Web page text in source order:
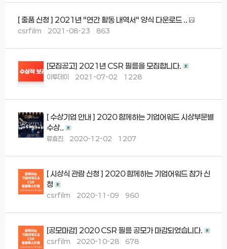
[ 출품 신청 ] 2021년 "연간 활동 내역서" 양식 다운로드 ..
csrfilm 2021-08-23 863
[모집공고] 2021년 CSR 필름을 모집합니다.
이투데이 2021-07-02 1228
[ 수상기업 안내 ] 2020 함께하는 기업어워드 시상부문별
수상..
류효진 2020-12-02 1207
[ 시상식 관람 신청 ] 2020 함께하는 기업어워드 참가 신
청
csrfilm 2020-11-09 960
[공모마감] 2020 CSR 필름 공모가 마감되었습니다.
csrfilm 2020-10-28 678